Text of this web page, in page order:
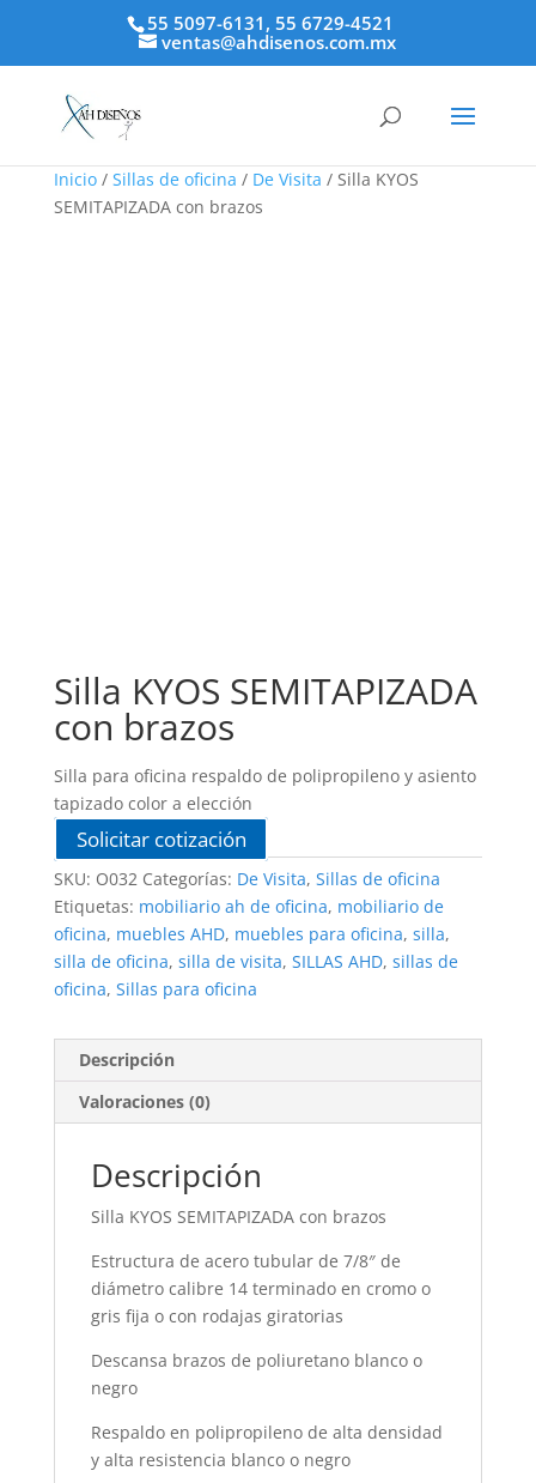
55 5097-6131, 55 6729-4521
ventas@ahdisenos.com.mx
Inicio/ Sillas de oficina / De Visita / Silla KYOS
SEMITAPIZADA con brazos
Silla KYOS SEMITAPIZADA
con brazos
Silla para oficina respaldo de polipropileno y asiento
tapizado color a elección
Solicitar cotización
SKU: O032 Categorías: De Visita, Sillas de oficina
Etiquetas: mobiliario ah de oficina, mobiliario de
oficina, muebles AHD, muebles para oficina, silla,
silla de oficina, silla de visita, SILLAS AHD, sillas de
oficina, Sillas para oficina
Descripción
Valoraciones (0)
Descripción
Silla KYOS SEMITAPIZADA con brazos
Estructura de acero tubular de 7/8″ de
diámetro calibre 14 terminado en cromo o
gris fija o con rodajas giratorias
Descansa brazos de poliuretano blanco o
negro
Respaldo en polipropileno de alta densidad
y alta resistencia blanco o negro